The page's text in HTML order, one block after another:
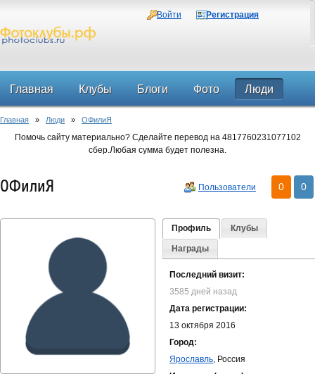
Войти Регистрация
Главная Клубы Блоги Фото Люди
Форум
Главная » Люди » ОФилиЯ
Помочь сайту материально? Сделайте перевод на 4817760231077102
сбер.Любая сумма будет полезна.
0 0
Пользователи
ОФилиЯ
Профиль Клубы
Награды
Последний визит:
3585 дней назад
Дата регистрации:
13 октября 2016
Город:
Ярославль, Россия